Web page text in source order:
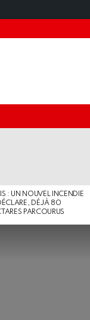
: UN NOUVEL INCENDIE
DÉJÀ 80
PARCOURUS